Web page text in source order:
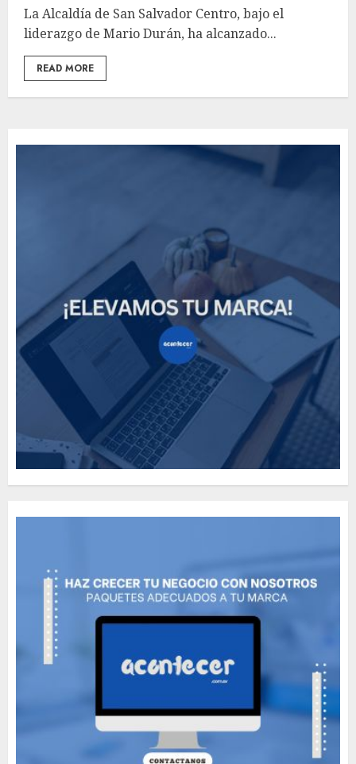
La Alcaldía de San Salvador Centro, bajo el
liderazgo de Mario Durán, ha alcanzado...
READ MORE
Need to Know About the
Classic Cars in a Retro
The full story of
Thailand’s extraordinary
cave rescue
Valentino Goes
Deliberately Feminine for
Fall 2018